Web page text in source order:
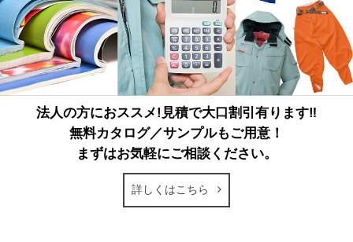
法人の方におススメ!見積で大口割引有ります‼
無料カタログ／サンプルもご用意！
まずはお気軽にご相談ください。
詳しくはこちら